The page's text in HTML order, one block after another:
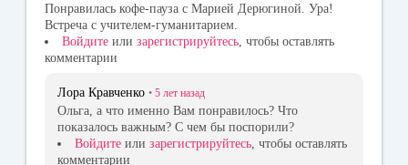
Понравилась кофе-пауза с Марией Дерюгиной. Ура!
Встреча с учителем-гуманитарием.
Войдите или зарегистрируйтесь , чтобы оставлять
комментарии
Лора Кравченко • 5 лет назад
Ольга, а что именно Вам понравилось? Что
показалось важным? С чем бы поспорили?
Войдите или зарегистрируйтесь, чтобы оставлять
комментарии